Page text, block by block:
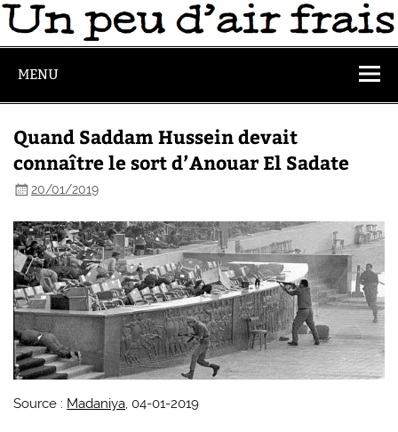
MENU
Quand Saddam Hussein devait
connaître le sort d’Anouar El Sadate
20/01/2019
Source : Madaniya, 04-01-2019